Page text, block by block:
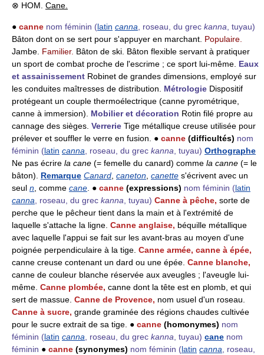
⊗ HOM. Cane.
● canne nom féminin (latin canna, roseau, du grec kanna, tuyau)
Bâton dont on se sert pour s'appuyer en marchant. Populaire.
Jambe. Familier. Bâton de ski. Bâton flexible servant à pratiquer
un sport de combat proche de l'escrime ; ce sport lui-même. Eaux
et assainissement Robinet de grandes dimensions, employé sur
les conduites maîtresses de distribution. Métrologie Dispositif
protégeant un couple thermoélectrique (canne pyrométrique,
canne à immersion). Mobilier et décoration Rotin filé propre au
cannage des sièges. Verrerie Tige métallique creuse utilisée pour
prélever et souffler le verre en fusion. ● canne (difficultés) nom
féminin (latin canna, roseau, du grec kanna, tuyau) Orthographe
Ne pas écrire la cane (= femelle du canard) comme la canne (= le
bâton). Remarque Canard, caneton, canette s'écrivent avec un
seul n, comme cane. ● canne (expressions) nom féminin (latin
canna, roseau, du grec kanna, tuyau) Canne à pêche, sorte de
perche que le pêcheur tient dans la main et à l'extrémité de
laquelle s'attache la ligne. Canne anglaise, béquille métallique
avec laquelle l'appui se fait sur les avant-bras au moyen d'une
poignée perpendiculaire à la tige. Canne armée, canne à épée,
canne creuse contenant un dard ou une épée. Canne blanche,
canne de couleur blanche réservée aux aveugles ; l'aveugle lui-
même. Canne plombée, canne dont la tête est en plomb, et qui
sert de massue. Canne de Provence, nom usuel d'un roseau.
Canne à sucre, grande graminée des régions chaudes cultivée
pour le sucre extrait de sa tige. ● canne (homonymes) nom
féminin (latin canna, roseau, du grec kanna, tuyau) cane nom
féminin ● canne (synonymes) nom féminin (latin canna, roseau,